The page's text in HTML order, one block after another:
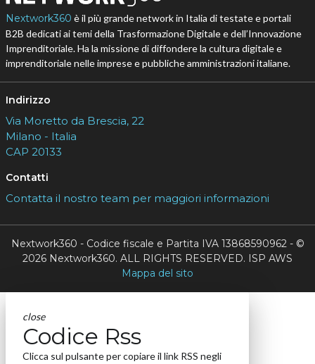
Nextwork360 è il più grande network in Italia di testate e portali
B2B dedicati ai temi della Trasformazione Digitale e dell’Innovazione
Imprenditoriale. Ha la missione di diffondere la cultura digitale e
imprenditoriale nelle imprese e pubbliche amministrazioni italiane.
Indirizzo
Via Moretto da Brescia, 22
Milano - Italia
CAP 20133
Contatti
Contatta il nostro team per maggiori informazioni
Nextwork360 - Codice fiscale e Partita IVA 13868590962 - ©
2026 Nextwork360. ALL RIGHTS RESERVED. ISP AWS
Mappa del sito
close
Codice Rss
Clicca sul pulsante per copiare il link RSS negli